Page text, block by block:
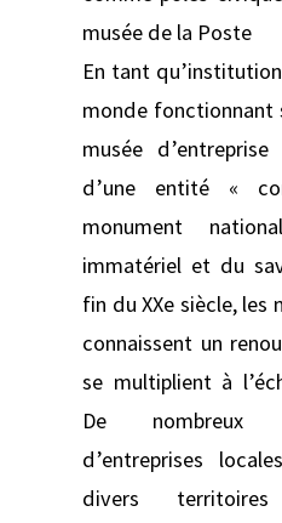
musée de la Poste
En tant
monde fonctionnant
musée
d’une entité «
monument
immatériel et du
fin du XXe siècle, les
connaissent un
se multiplient à
De nombreux
d’entreprises
divers